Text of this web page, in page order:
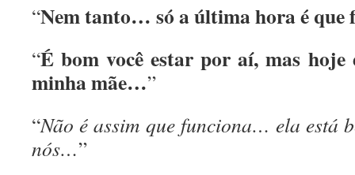
“Nem tanto… só a última hora é
“É bom você estar por aí, mas
minha mãe…”
“Não é assim que funciona… ela está
nós…”